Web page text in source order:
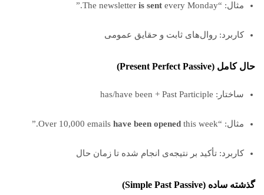
مثال: “The newsletter is sentevery Monday.”
کاربرد: روال‌های ثابت و حقایق عمومی
حال کامل (Present Perfect Passive)
ساختار: has/have been + Past Participle
مثال: “Over 10,000 emails have been openedthis week.”
کاربرد: تأکید بر نتیجه‌ی انجام شده تا زمان حال
گذشته ساده (Simple Past Passive)